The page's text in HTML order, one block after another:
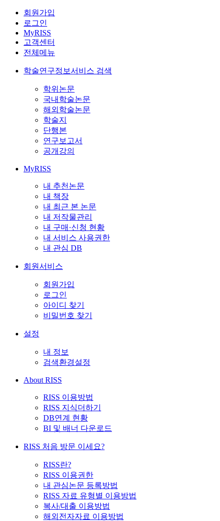
회원가입
로그인
MyRISS
고객센터
전체메뉴
학술연구정보서비스 검색
학위논문
국내학술논문
해외학술논문
학술지
단행본
연구보고서
공개강의
MyRISS
내 추천논문
내 책장
내 최근 본 논문
내 저작물관리
내 구매·신청 현황
내 서비스 사용권한
내 관심 DB
회원서비스
회원가입
로그인
아이디 찾기
비밀번호 찾기
설정
내 정보
검색환경설정
About RISS
RISS 이용방법
RISS 지식더하기
DB연계 현황
BI 및 배너 다운로드
RISS 처음 방문 이세요?
RISS란?
RISS 이용권한
내 관심논문 등록방법
RISS 자료 유형별 이용방법
복사/대출 이용방법
해외전자자료 이용방법